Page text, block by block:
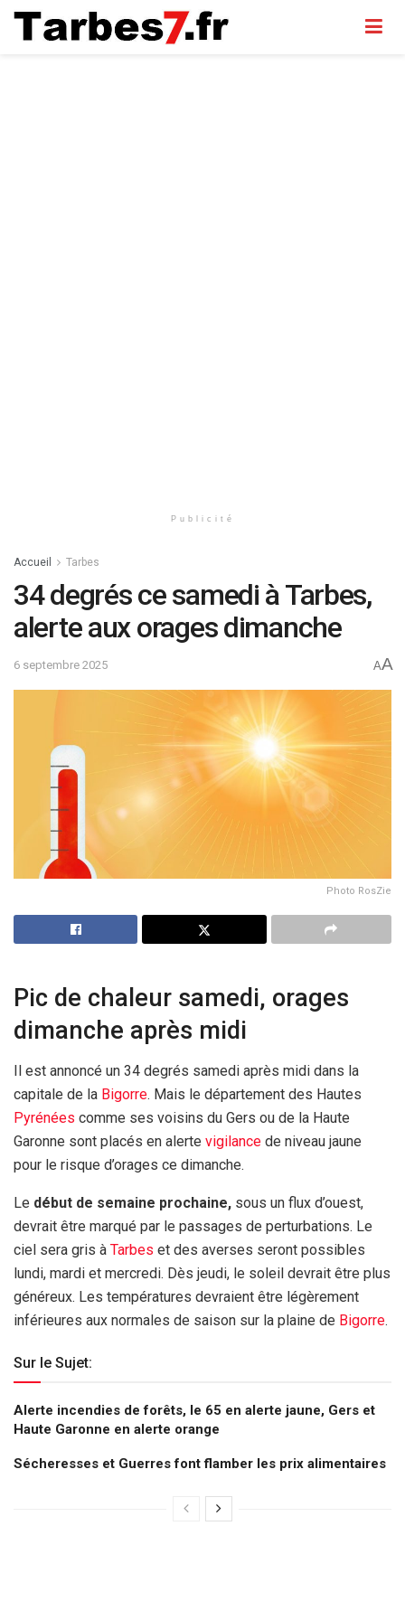
Publicité
Accueil Tarbes
34 degrés ce samedi à Tarbes,
alerte aux orages dimanche
6 septembre 2025 AA
Photo RosZie
Pic de chaleur samedi, orages
dimanche après midi
Il est annoncé un 34 degrés samedi après midi dans la
capitale de la Bigorre. Mais le département des Hautes
Pyrénées comme ses voisins du Gers ou de la Haute
Garonne sont placés en alerte vigilance de niveau jaune
pour le risque d’orages ce dimanche.
Le début de semaine prochaine, sous un flux d’ouest,
devrait être marqué par le passages de perturbations. Le
ciel sera gris à Tarbes et des averses seront possibles
lundi, mardi et mercredi. Dès jeudi, le soleil devrait être plus
généreux. Les températures devraient être légèrement
inférieures aux normales de saison sur la plaine de Bigorre.
Sur le Sujet:
Alerte incendies de forêts, le 65 en alerte jaune, Gers et
Haute Garonne en alerte orange
Sécheresses et Guerres font flamber les prix alimentaires